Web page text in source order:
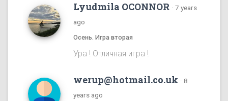
Lyudmila OCONNOR · 7 years
ago
Осень. Игра вторая
Ура ! Отличная игра !
werup@hotmail.co.uk · 8
years ago